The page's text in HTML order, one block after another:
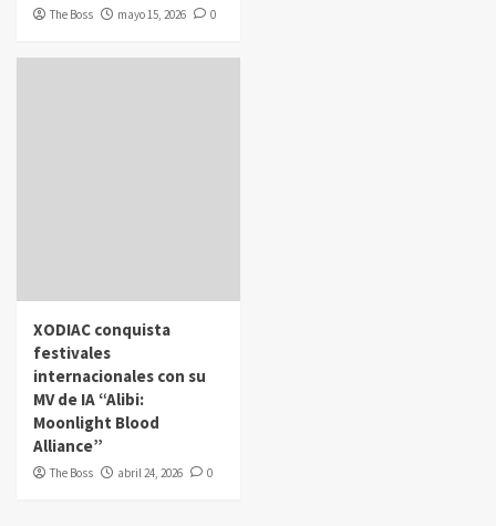
The Boss mayo 15, 2026 0
XODIAC conquista
festivales
internacionales con su
MV de IA “Alibi:
Moonlight Blood
Alliance”
The Boss abril 24, 2026 0